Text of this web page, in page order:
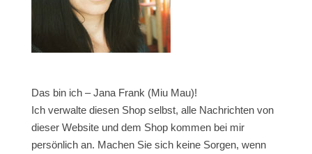
Das bin ich – Jana Frank (Miu Mau)!
Ich verwalte diesen Shop selbst, alle Nachrichten von
dieser Website und dem Shop kommen bei mir
persönlich an. Machen Sie sich keine Sorgen, wenn